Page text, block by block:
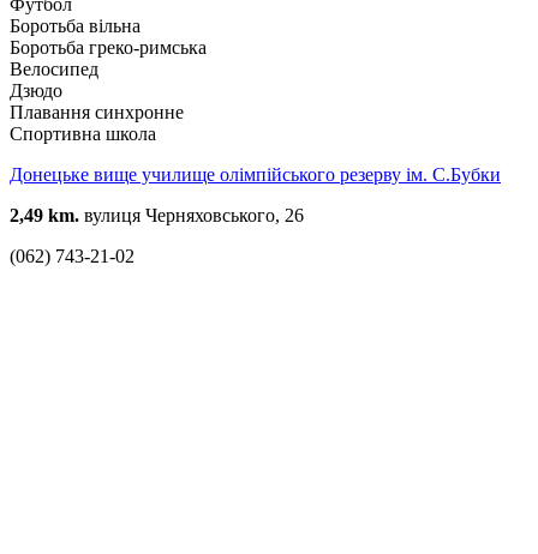
Боротьба вільна
Боротьба греко-римська
Велосипед
Дзюдо
Плавання синхронне
Спортивна школа
Донецьке вище училище олімпійського резерву ім. С.Бубки
2,49 km. вулиця Черняховського, 26
(062) 743-21-02